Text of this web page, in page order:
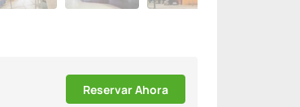
Reservar Ahora